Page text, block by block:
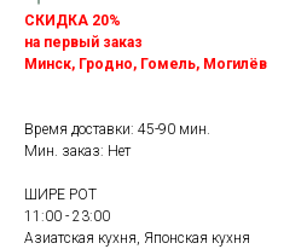
СКИДКА 20%
на первый заказ
Минск, Гродно, Гомель, Могилёв
Время доставки: 45-90 мин.
Мин. заказ: Нет
ШИРЕ РОТ
11:00 - 23:00
Азиатская кухня, Японская кухня